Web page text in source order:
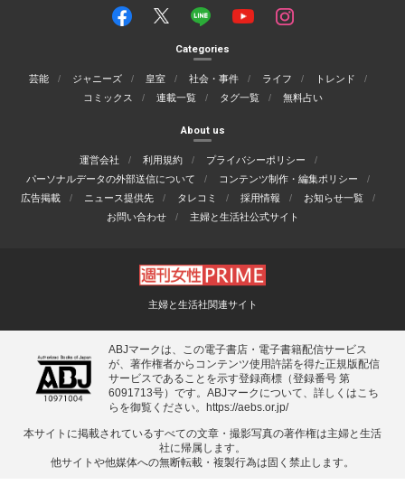
Categories
芸能 ジャニーズ 皇室 社会・事件 ライフ
トレンド
コミックス
連載一覧 タグ一覧 無料占い
About us
運営会社 利用規約
プライバシーポリシー
パーソナルデータの外部送信について
コンテンツ制作・編集ポリシー
広告掲載
ニュース提供先 タレコミ 採用情報
お知らせ一覧
お問い合わせ
主婦と生活社公式サイト
主婦と生活社関連サイト
ABJマークは、この電子書店・電子書籍配信サービス
が、著作権者からコンテンツ使用許諾を得た正規版配信
サービスであることを示す登録商標（登録番号 第
6091713号）です。ABJマークについて、詳しくはこち
らを御覧ください。
https://aebs.or.jp/
本サイトに掲載されているすべての⽂章・撮影写真の著作権は主婦と⽣活
社に帰属します。
他サイトや他媒体への無断転載・複製⾏為は固く禁⽌します。